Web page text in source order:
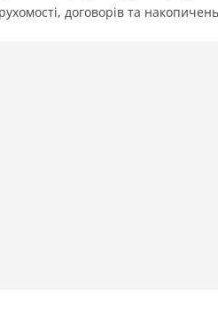
договорів та